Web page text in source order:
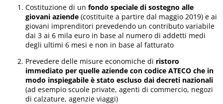
Costituzione di unfondo speciale di sostegno alle
giovani aziende (costituite a partire dal maggio 2019) e ai
giovani imprenditori prevedendo un contributo variabile
dai 3 ai 6 mila euro in base al numero di addetti medi
degli ultimi 6 mesi e non in base al fatturato
Prevedere delle misure economiche di ristoro
immediato per quelle aziende con codice ATECO che in
modo inspiegabile è stato escluso dai decreti nazionali
(ad esempio scuole private, agenti di commercio, negozi
di calzature, agenzie viaggi)